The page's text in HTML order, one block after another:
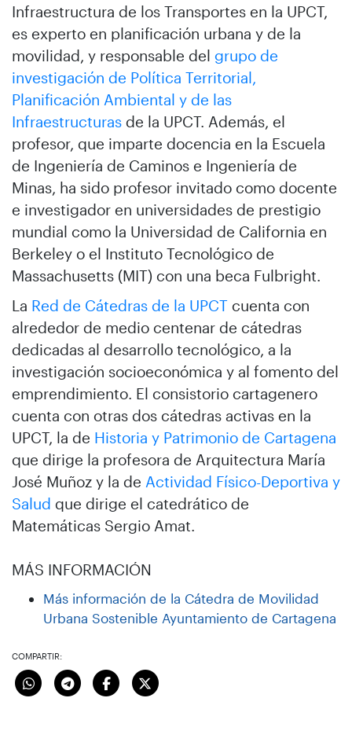
Infraestructura de los Transportes en la UPCT,
es experto en planificación urbana y de la
movilidad, y responsable del grupo de
investigación de Política Territorial,
Planificación Ambiental y de las
Infraestructuras de la UPCT. Además, el
profesor, que imparte docencia en la Escuela
de Ingeniería de Caminos e Ingeniería de
Minas, ha sido profesor invitado como docente
e investigador en universidades de prestigio
mundial como la Universidad de California en
Berkeley o el Instituto Tecnológico de
Massachusetts (MIT) con una beca Fulbright.
La Red de Cátedras de la UPCT cuenta con
alrededor de medio centenar de cátedras
dedicadas al desarrollo tecnológico, a la
investigación socioeconómica y al fomento del
emprendimiento. El consistorio cartagenero
cuenta con otras dos cátedras activas en la
UPCT, la de Historia y Patrimonio de Cartagena
que dirige la profesora de Arquitectura María
José Muñoz y la de Actividad Físico-Deportiva y
Salud que dirige el catedrático de
Matemáticas Sergio Amat.
MÁS INFORMACIÓN
Más información de la Cátedra de Movilidad
Urbana Sostenible Ayuntamiento de Cartagena
COMPARTIR: